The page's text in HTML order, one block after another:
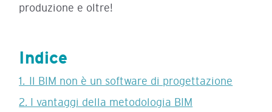
produzione e oltre!
Indice
1. Il BIM non è un software di progettazione
2. I vantaggi della metodologia BIM